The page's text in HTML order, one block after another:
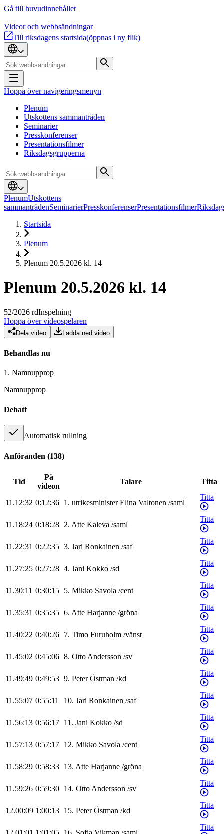
Gå till huvudinnehållet
Videor och webbsändningar
Till riksdagens startsida(öppnas i ny flik)
Hoppa över navigeringsmenyn
Plenum
Utskottens sammanträden
Seminarier
Presskonferenser
Presentationsfilmer
Riksdagsgrupperna
PlenumUtskottens
sammanträdenSeminarierPresskonferenserPresentationsfilmer
Startsida
Plenum
Plenum 20.5.2026 kl. 14
Plenum 20.5.2026 kl. 14
52/2026 rdInspelning
Hoppa över videospelaren
Dela video Ladda ned video
Behandlas nu
1. Namnupprop
Namnupprop
Debatt
Automatisk rullning
Anföranden (138)
Tid
På
videon
Talare Titta
11.12:32 0:12:36 1. utrikesminister Elina Valtonen /saml
Titta
11.18:24 0:18:28 2. Atte Kaleva /saml
Titta
11.22:31 0:22:35 3. Jari Ronkainen /saf
Titta
11.27:25 0:27:28 4. Jani Kokko /sd
Titta
11.30:11 0:30:15 5. Mikko Savola /cent
Titta
11.35:31 0:35:35 6. Atte Harjanne /gröna
Titta
11.40:22 0:40:26 7. Timo Furuholm /vänst
Titta
11.45:02 0:45:06 8. OttoAndersson /sv
Titta
11.49:49 0:49:53 9. Peter Östman /kd
Titta
11.55:07 0:55:11 10. Jari Ronkainen /saf
Titta
11.56:13 0:56:17 11. Jani Kokko /sd
Titta
11.57:13 0:57:17 12. Mikko Savola /cent
Titta
11.58:29 0:58:33 13. Atte Harjanne /gröna
Titta
11.59:26 0:59:30 14. OttoAndersson /sv
Titta
12.00:09 1:00:13 15. Peter Östman /kd
Titta
Titta